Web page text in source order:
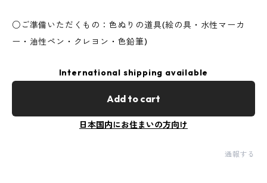
○ご準備いただくもの：色ぬりの道具(絵の具・水性マーカ
ー・油性ペン・クレヨン・色鉛筆)
International shipping available
Add to cart
日本国内にお住まいの方向け
通報する